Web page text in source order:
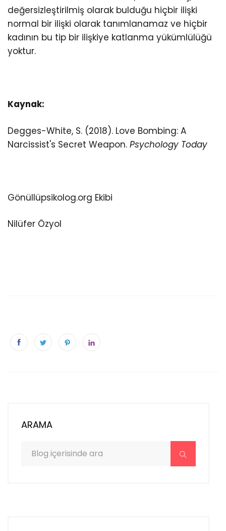
değersizleştirilmiş olarak bulduğu hiçbir ilişki
normal bir ilişki olarak tanımlanamaz ve hiçbir
kadının bu tip bir ilişkiye katlanma yükümlülüğü
yoktur.
Kaynak:
Degges-White, S. (2018). Love Bombing: A
Narcissist's Secret Weapon. Psychology Today
Gönüllüpsikolog.org Ekibi
Nilüfer Özyol
ARAMA